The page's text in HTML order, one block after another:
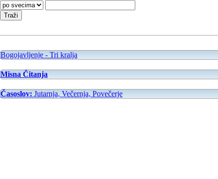
Bogojavljenje - Tri kralja
Misna Čitanja
Časoslov: Jutarnja, Večernja, Povečerje